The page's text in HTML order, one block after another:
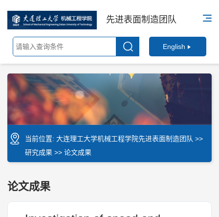
先进表面制造团队
English
当前位置: 大连理工大学机械工程学院先进表面制造团队 >>
研究成果 >> 论文成果
论文成果